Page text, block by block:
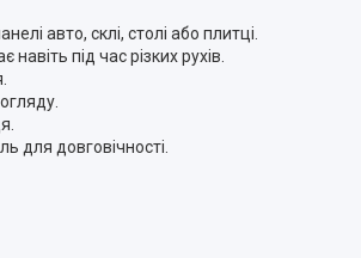
авто, склі, столі або плитці.
під час різких рухів.
для довговічності.